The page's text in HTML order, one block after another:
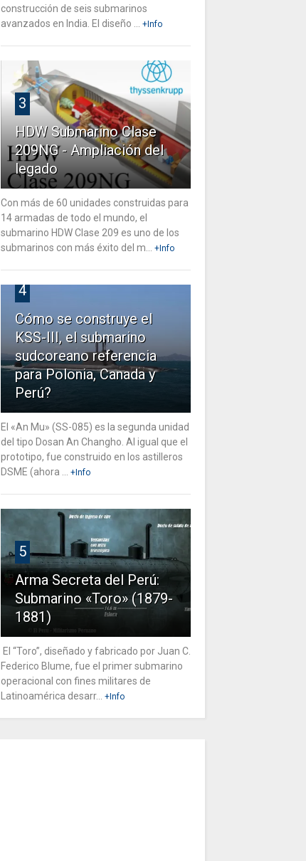
construcción de seis submarinos
avanzados en India. El diseño ...
+Info
3
HDW Submarino Clase
209NG - Ampliación del
legado
Con más de 60 unidades construidas para
14 armadas de todo el mundo, el
submarino HDW Clase 209 es uno de los
submarinos con más éxito del m...
+Info
4
Cómo se construye el
KSS-III, el submarino
sudcoreano referencia
para Polonia, Canada y
Perú?
El «An Mu» (SS-085) es la segunda unidad
del tipo Dosan An Changho. Al igual que el
prototipo, fue construido en los astilleros
DSME (ahora ...
+Info
5
Arma Secreta del Perú:
Submarino «Toro» (1879-
1881)
El “Toro”, diseñado y fabricado por Juan C.
Federico Blume, fue el primer submarino
operacional con fines militares de
Latinoamérica desarr...
+Info